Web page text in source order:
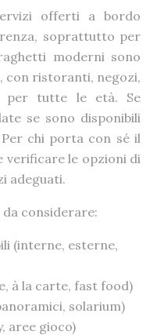
offerti a bordo
soprattutto per
moderni sono
con ristoranti, negozi,
per tutte le età. Se
se sono disponibili
chi porta con sé il
verificare le opzioni di
adeguati.
considerare:
(interne, esterne,
à la carte, fast food)
solarium)
aree gioco)